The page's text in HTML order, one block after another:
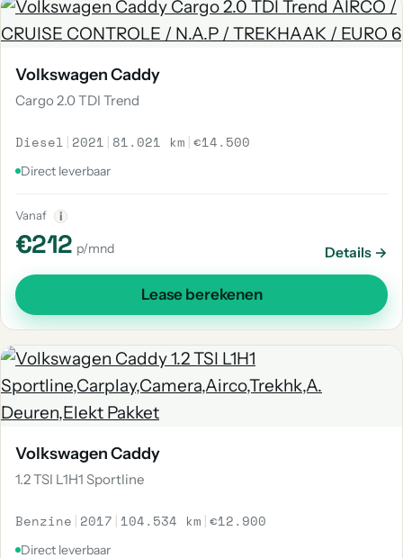
Volkswagen Caddy
Cargo 2.0 TDI Trend
Diesel | 2021 | 81.021 km |€14.500
Direct leverbaar
Vanaf i
€212 p/mnd Details →
Lease berekenen
Volkswagen Caddy
1.2 TSI L1H1 Sportline
Benzine | 2017 | 104.534 km |€12.900
Direct leverbaar